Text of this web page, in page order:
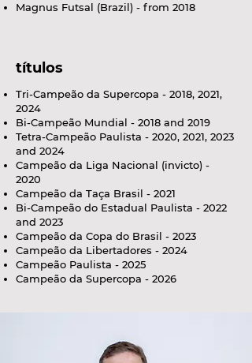
Magnus Futsal (Brazil) - from 2018
títulos
Tri-Campeão da Supercopa - 2018, 2021,
2024
Bi-Campeão Mundial - 2018 and 2019
Tetra-Campeão Paulista - 2020, 2021, 2023
and 2024
Campeão da Liga Nacional (invicto) -
2020
Campeão da Taça Brasil - 2021
Bi-Campeão do Estadual Paulista - 2022
and 2023
Campeão da Copa do Brasil - 2023
Campeão da Libertadores - 2024
Campeão Paulista - 2025
Campeão da Supercopa - 2026